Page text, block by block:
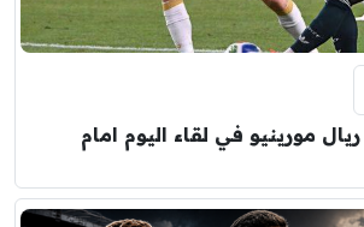
مورينيو في لقاء اليوم امام